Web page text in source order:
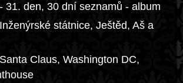
31. den, 30 dní seznamů - album
státnice, Ještěd, Aš a
Claus, Washington DC,